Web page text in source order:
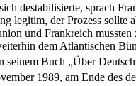
destabilisierte, sprach
legitim, der Prozess
und Frankreich
dem Atlantischen
seinem Buch „Über
1989, am Ende des